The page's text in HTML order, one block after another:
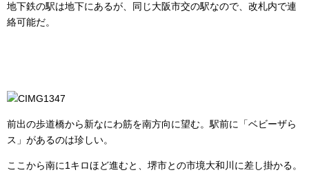
地下鉄の駅は地下にあるが、同じ大阪市交の駅なので、改札内で連
絡可能だ。
前出の歩道橋から新なにわ筋を南方向に望む。駅前に「ベビーザら
ス」があるのは珍しい。
ここから南に1キロほど進むと、堺市との市境大和川に差し掛かる。